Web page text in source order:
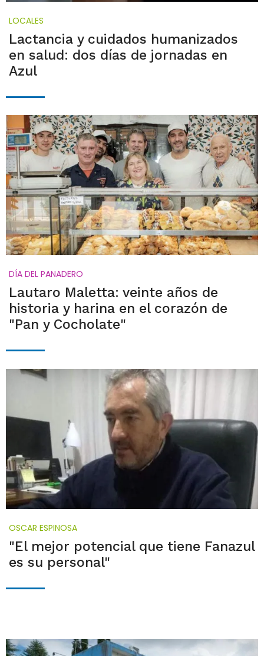
LOCALES
Lactancia y cuidados humanizados
en salud: dos días de jornadas en
Azul
DÍA DEL PANADERO
Lautaro Maletta: veinte años de
historia y harina en el corazón de
"Pan y Cocholate"
OSCAR ESPINOSA
"El mejor potencial que tiene Fanazul
es su personal"